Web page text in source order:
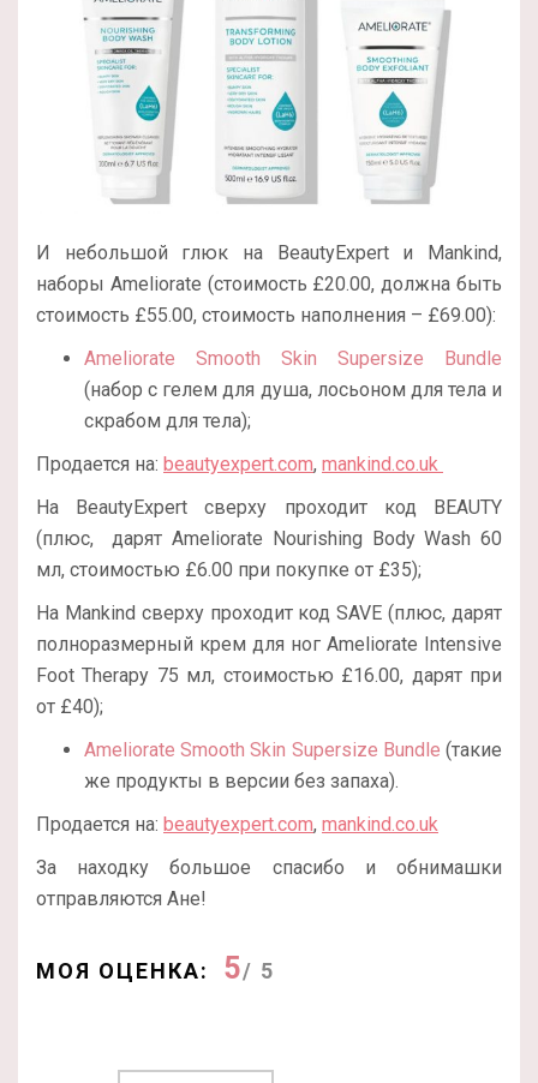
И небольшой глюк на BeautyExpert и Mankind,
наборы Ameliorate (стоимость £20.00, должна быть
стоимость £55.00, стоимость наполнения – £69.00):
Ameliorate Smooth Skin Supersize Bundle
(набор с гелем для душа, лосьоном для тела и
скрабом для тела);
Продается на: beautyexpert.com, mankind.co.uk
На BeautyExpert сверху проходит код BEAUTY
(плюс,
дарят Ameliorate Nourishing Body Wash 60
мл, стоимостью £6.00 при покупке от £35);
На Mankind сверху проходит код SAVE (плюс, дарят
полноразмерный крем для ног Ameliorate Intensive
Foot Therapy 75 мл, стоимостью £16.00, дарят при
от £40);
Ameliorate Smooth Skin Supersize Bundle (такие
же продукты в версии без запаха).
Продается на: beautyexpert.com, mankind.co.uk
За находку большое спасибо и обнимашки
отправляются Ане!
МОЯ ОЦЕНКА: 5/ 5